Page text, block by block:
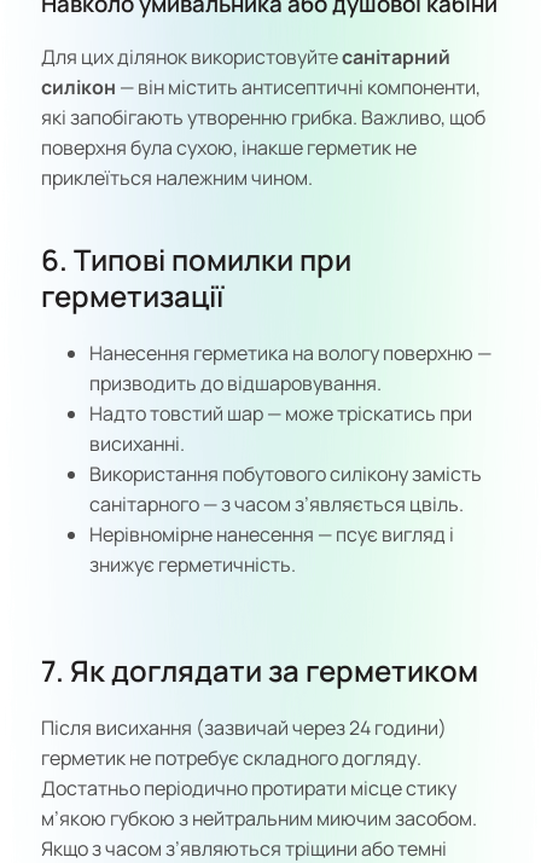
Для цих ділянок використовуйтесанітарний
силікон — він містить антисептичні компоненти,
які запобігають утворенню грибка. Важливо, щоб
поверхня була сухою, інакше герметик не
приклеїться належним чином.
6. Типові помилки при
герметизації
Нанесення герметика на вологу поверхню —
призводить до відшаровування.
Надто товстий шар — може тріскатись при
висиханні.
Використання побутового силікону замість
санітарного — з часом з’являється цвіль.
Нерівномірне нанесення — псує вигляд і
знижує герметичність.
7. Як доглядати за герметиком
Після висихання (зазвичай через 24 години)
герметик не потребує складного догляду.
Достатньо періодично протирати місце стику
м’якою губкою з нейтральним миючим засобом.
Якщо з часом з’являються тріщини або темні